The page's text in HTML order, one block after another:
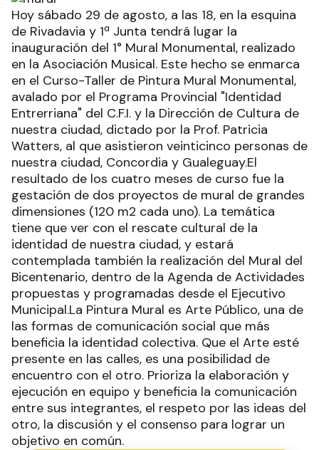
Hoy sábado 29 de agosto, a las 18, en la esquina
de Rivadavia y 1ª Junta tendrá lugar la
inauguración del 1° Mural Monumental, realizado
en la Asociación Musical. Este hecho se enmarca
en el Curso-Taller de Pintura Mural Monumental,
avalado por el Programa Provincial "Identidad
Entrerriana" del C.F.I. y la Dirección de Cultura de
nuestra ciudad, dictado por la Prof. Patricia
Watters, al que asistieron veinticinco personas de
nuestra ciudad, Concordia y Gualeguay.El
resultado de los cuatro meses de curso fue la
gestación de dos proyectos de mural de grandes
dimensiones (120 m2 cada uno). La temática
tiene que ver con el rescate cultural de la
identidad de nuestra ciudad, y estará
contemplada también la realización del Mural del
Bicentenario, dentro de la Agenda de Actividades
propuestas y programadas desde el Ejecutivo
Municipal.La Pintura Mural es Arte Público, una de
las formas de comunicación social que más
beneficia la identidad colectiva. Que el Arte esté
presente en las calles, es una posibilidad de
encuentro con el otro. Prioriza la elaboración y
ejecución en equipo y beneficia la comunicación
entre sus integrantes, el respeto por las ideas del
otro, la discusión y el consenso para lograr un
objetivo en común.